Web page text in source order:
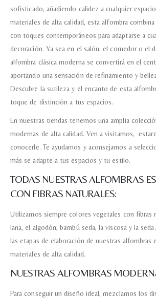
sofisticado, añadiendo calidez a cualquier
materiales de alta calidad, esta alfombra
con toques contemporáneos para adaptarse a
decoración. Ya sea en el salón, el comedor o el
alfombra clásica moderna se convertirá en el
aportando una sensación de refinamiento y
Descubre la sutileza y el encanto de esta
toque de distinción a tus espacios.
En nuestras tiendas tenemos una amplia
modernas de alta calidad. Ven a visitarnos,
conocerle. Te ayudamos y aconsejamos a
más se adapte a tus espacios y tu estilo.
TODAS NUESTRAS ALFOMBRAS
CON FIBRAS NATURALES:
Utilizamos siempre colores vegetales con fibras
lana, el algodón, bambú seda, la viscosa y la
las etapas de elaboración de nuestras alfombras
materiales de alta calidad.
NUESTRAS ALFOMBRAS
Para conseguir un diseño ideal, mezclamos los
Tu mensaje.
Nombre y Referencia del producto*
Acuerdo RGPD*
Doy mi consentimiento para
esta web almacene la
información que envío para que